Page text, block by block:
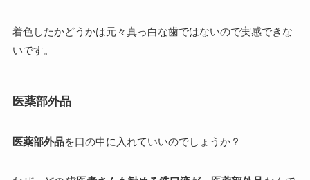
着色したかどうかは元々真っ白な歯ではないので実感できな
いです。
医薬部外品
医薬部外品を口の中に入れていいのでしょうか？